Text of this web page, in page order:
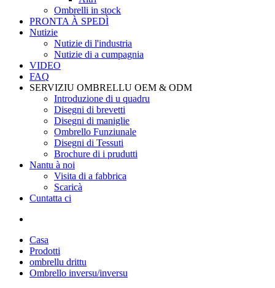
Ombrelli in stock
PRONTA À SPEDÌ
Nutizie
Nutizie di l'industria
Nutizie di a cumpagnia
VIDEO
FAQ
SERVIZIU OMBRELLU OEM & ODM
Introduzione di u quadru
Disegni di brevetti
Disegni di maniglie
Ombrello Funziunale
Disegni di Tessuti
Brochure di i prudutti
Nantu à noi
Visita di a fabbrica
Scaricà
Cuntatta ci
Casa
Prodotti
ombrellu drittu
Ombrello inversu/inversu